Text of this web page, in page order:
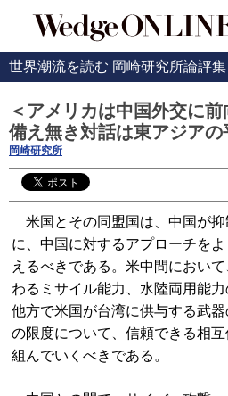
世界潮流を読む 岡崎研究所論評集
＜アメリカは中国外交に
備え無き対話は東アジア
岡崎研究所
米国とその同盟国は、中国が抑
に、中国に対するアプローチを
えるべきである。米中間におい
わるミサイル能力、水陸両用能力
他方で米国が台湾に供与する武
の限度について、信頼できる相
組んでいくべきである。